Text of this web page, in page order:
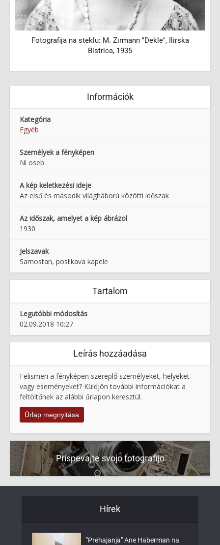
Fotografija na steklu: M. Zirmann "Dekle", Ilirska
Bistrica, 1935
Információk
Kategória
Egyéb
Személyek a fényképen
Ni oseb
A kép keletkezési ideje
Az első és második világháború közötti időszak
Az időszak, amelyet a kép ábrázol
1930
Jelszavak
Samostan, poslikava kapele
Tartalom
Legutóbbi módosítás
02.09.2018 10:27
Leírás hozzáadása
Felismeri a fényképen szereplő személyeket, helyeket
vagy eseményeket? Küldjön további információkat a
feltöltőnek az alábbi űrlapon keresztül.
Űrlap megnyitása
Prispevajte svojo fotografijo
Hírek
"Prehajanja" Ane Haberman na